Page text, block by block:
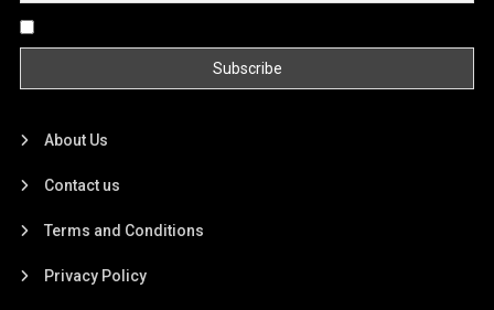
About Us
Contact us
Terms and Conditions
Privacy Policy